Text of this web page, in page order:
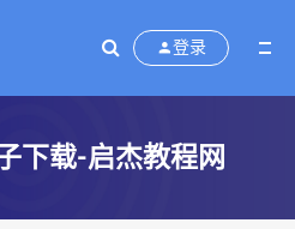
登录
下载-启杰教程网